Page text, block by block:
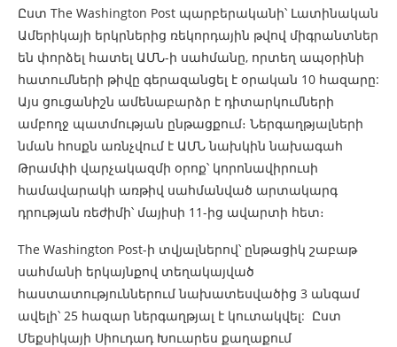
Ըստ The Washington Post պարբերականի՝ Լատինական
Ամերիկայի երկրներից ռեկորդային թվով միգրանտներ
են փորձել հատել ԱՄՆ-ի սահմանը, որտեղ ապօրինի
հատումների թիվը գերազանցել է օրական 10 հազարը:
Այս ցուցանիշն ամենաբարձր է դիտարկումների
ամբողջ պատմության ընթացքում։ Ներգաղթյալների
նման հոսքն առնչվում է ԱՄՆ նախկին նախագահ
Թրամփի վարչակազմի օրոք՝ կորոնավիրուսի
համավարակի առթիվ սահմանված արտակարգ
դրության ռեժիմի՝ մայիսի 11-ից ավարտի հետ։
The Washington Post-ի տվյալներով՝ ընթացիկ շաբաթ
սահմանի երկայնքով տեղակայված
հաստատություններում նախատեսվածից 3 անգամ
ավելի՝ 25 հազար ներգաղթյալ է կուտակվել: Ըստ
Մեքսիկայի Սիուդադ Խուարես քաղաքում